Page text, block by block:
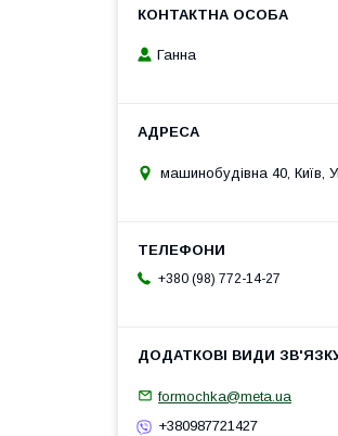
Ганна
машинобудівна 40, Київ,
+380 (98) 772-14-27
formochka@meta.ua
+380987721427